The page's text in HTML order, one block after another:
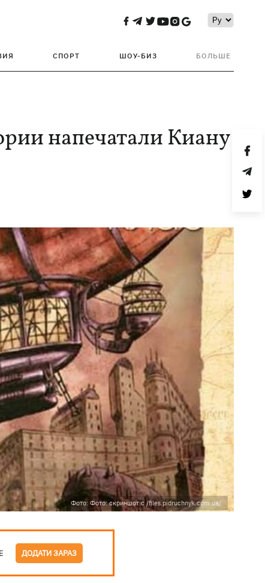
СПОРТ ШОУ-БИЗ БОЛЬШЕ
напечатали Киану
Фото: Фото: скриншот с /files.pidruchnyk.com.ua/
ДОДАТИ ЗАРАЗ